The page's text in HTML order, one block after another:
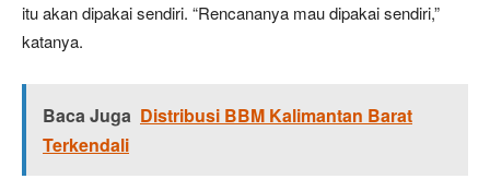
itu akan dipakai sendiri. “Rencananya mau dipakai sendiri,”
katanya.
Baca Juga Distribusi BBM Kalimantan Barat
Terkendali